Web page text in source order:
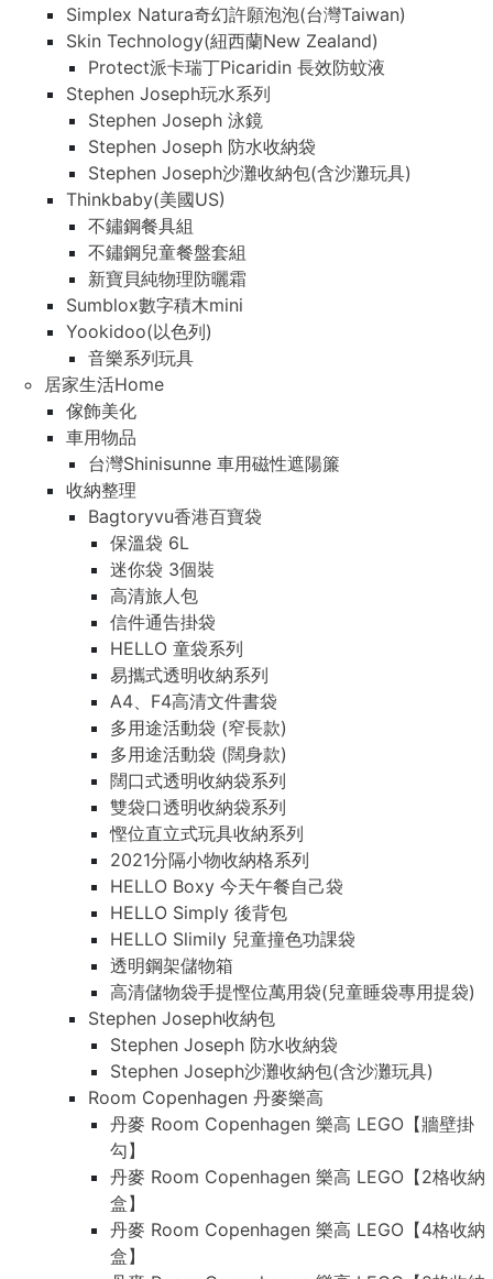
Simplex Natura奇幻許願泡泡(台灣Taiwan)
Skin Technology(紐西蘭New Zealand)
Protect派卡瑞丁Picaridin 長效防蚊液
Stephen Joseph玩水系列
Stephen Joseph 泳鏡
Stephen Joseph 防水收納袋
Stephen Joseph沙灘收納包(含沙灘玩具)
Thinkbaby(美國US)
不鏽鋼餐具組
不鏽鋼兒童餐盤套組
新寶貝純物理防曬霜
Sumblox數字積木mini
Yookidoo(以色列)
音樂系列玩具
居家生活Home
傢飾美化
車用物品
台灣Shinisunne 車用磁性遮陽簾
收納整理
Bagtoryvu香港百寶袋
保溫袋 6L
迷你袋 3個裝
高清旅人包
信件通告掛袋
HELLO 童袋系列
易攜式透明收納系列
A4、F4高清文件書袋
多用途活動袋 (窄長款)
多用途活動袋 (闊身款)
闊口式透明收納袋系列
雙袋口透明收納袋系列
慳位直立式玩具收納系列
2021分隔小物收納格系列
HELLO Boxy 今天午餐自己袋
HELLO Simply 後背包
HELLO Slimily 兒童撞色功課袋
透明鋼架儲物箱
高清儲物袋手提慳位萬用袋(兒童睡袋專用提袋)
Stephen Joseph收納包
Stephen Joseph 防水收納袋
Stephen Joseph沙灘收納包(含沙灘玩具)
Room Copenhagen 丹麥樂高
丹麥 Room Copenhagen 樂高 LEGO【牆壁掛
勾】
丹麥 Room Copenhagen 樂高 LEGO【2格收納
盒】
丹麥 Room Copenhagen 樂高 LEGO【4格收納
盒】